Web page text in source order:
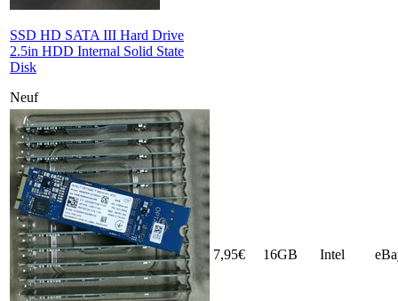
SSD HD SATA III Hard Drive
2.5in HDD Internal Solid State
Disk
Neuf
7,95€ 16GB Intel